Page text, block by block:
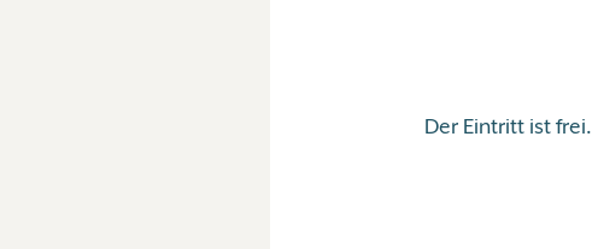
Der Eintritt ist frei.